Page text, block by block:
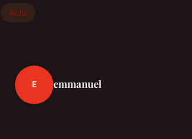
Actu
E emmanuel